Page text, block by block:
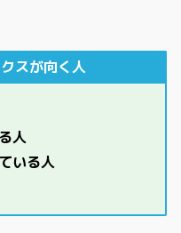
スが向く人
人
いる人